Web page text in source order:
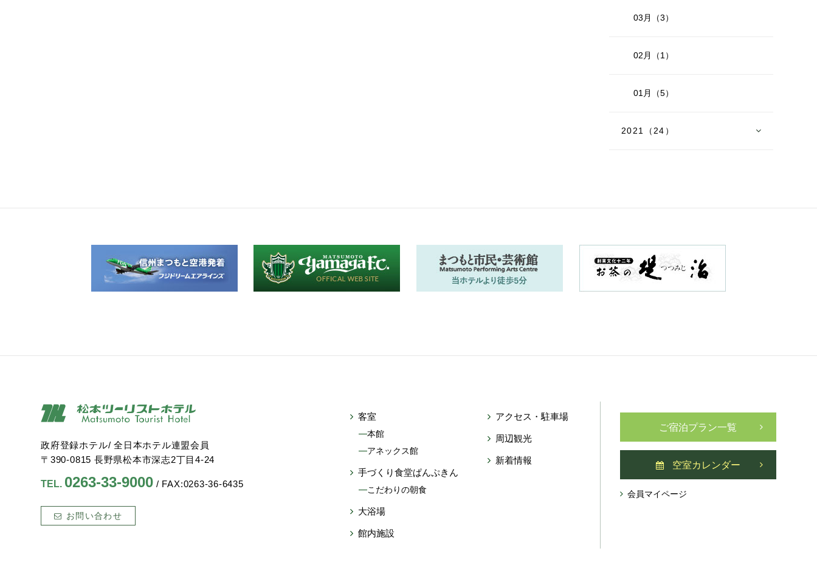
03月（3）
02月（1）
01月（5）
2021（24）
政府登録ホテル/ 全日本ホテル連盟会員
〒390-0815 長野県松本市深志2丁目4-24
TEL. 0263-33-9000 / FAX:0263-36-6435
お問い合わせ
客室
本館
アネックス館
手づくり食堂ぱんぷきん
こだわりの朝食
大浴場
館内施設
アクセス・駐車場
周辺観光
新着情報
ご宿泊プラン一覧
空室カレンダー
会員マイページ